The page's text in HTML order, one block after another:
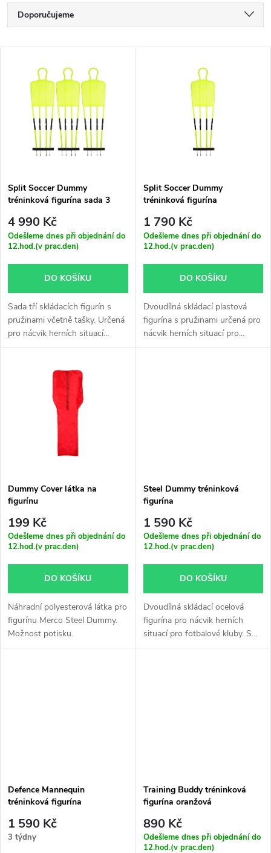
Ř
a
p
r
o
d
u
k
Doporučujeme
Nejprodávanější
Abecedně
s
p
r
o
d
u
Split Soccer Dummy
tréninková figurína sada 3
4 990 Kč
Odešleme dnes při objednání do
12.hod.(v prac.den)
DO KOŠÍKU
Sada tří skládacích figurín s
pružinami včetně tašky. Určená
pro nácvik herních situací...
Split Soccer Dummy
tréninková figurína
1 790 Kč
Odešleme dnes při objednání do
12.hod.(v prac.den)
DO KOŠÍKU
Dvoudílná skládací plastová
figurína s pružinami určená pro
nácvik herních situací pro...
Dummy Cover látka na
figurínu
199 Kč
Odešleme dnes při objednání do
12.hod.(v prac.den)
DO KOŠÍKU
Náhradní polyesterová látka pro
figurínu Merco Steel Dummy.
Možnost potisku.
Steel Dummy tréninková
figurína
1 590 Kč
Odešleme dnes při objednání do
12.hod.(v prac.den)
DO KOŠÍKU
Dvoudílná skládací ocelová
figurína pro nácvik herních
situací pro fotbalové kluby. S...
Defence Mannequin
tréninková figurína
1 590 Kč
3 týdny
Training Buddy tréninková
figurína oranžová
890 Kč
Odešleme dnes při objednání do
12.hod.(v prac.den)